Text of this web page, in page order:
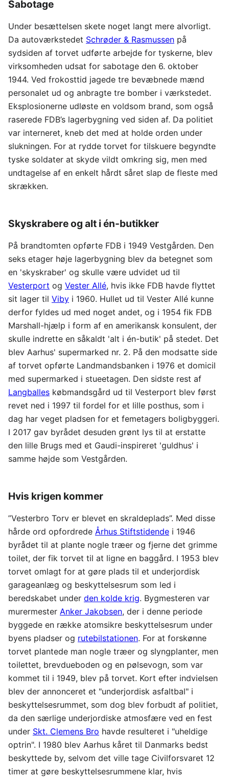
Sabotage
Under besættelsen skete noget langt mere alvorligt.
Da autoværkstedet Schrøder & Rasmussen på
sydsiden af torvet udførte arbejde for tyskerne, blev
virksomheden udsat for sabotage den 6. oktober
1944. Ved frokosttid jagede tre bevæbnede mænd
personalet ud og anbragte tre bomber i værkstedet.
Eksplosionerne udløste en voldsom brand, som også
raserede FDB’s lagerbygning ved siden af. Da politiet
var interneret, kneb det med at holde orden under
slukningen. For at rydde torvet for tilskuere begyndte
tyske soldater at skyde vildt omkring sig, men med
undtagelse af en enkelt hårdt såret slap de fleste med
skrækken.
Skyskrabere og alt i én-butikker
På brandtomten opførte FDB i 1949 Vestgården. Den
seks etager høje lagerbygning blev da betegnet som
en 'skyskraber' og skulle være udvidet ud til
Vesterport og Vester Allé, hvis ikke FDB havde flyttet
sit lager til Viby i 1960. Hullet ud til Vester Allé kunne
derfor fyldes ud med noget andet, og i 1954 fik FDB
Marshall-hjælp i form af en amerikansk konsulent, der
skulle indrette en såkaldt 'alt i én-butik' på stedet. Det
blev Aarhus' supermarked nr. 2. På den modsatte side
af torvet opførte Landmandsbanken i 1976 et domicil
med supermarked i stueetagen. Den sidste rest af
Langballes købmandsgård ud til Vesterport blev først
revet ned i 1997 til fordel for et lille posthus, som i
dag har veget pladsen for et femetagers boligbyggeri.
I 2017 gav byrådet desuden grønt lys til at erstatte
den lille Brugs med et Gaudi-inspireret 'guldhus' i
samme højde som Vestgården.
Hvis krigen kommer
”Vesterbro Torv er blevet en skraldeplads”. Med disse
hårde ord opfordrede Århus Stiftstidende i 1946
byrådet til at plante nogle træer og fjerne det grimme
toilet, der fik torvet til at ligne en baggård. I 1953 blev
torvet omlagt for at gøre plads til et underjordisk
garageanlæg og beskyttelsesrum som led i
beredskabet under den kolde krig. Bygmesteren var
murermester Anker Jakobsen, der i denne periode
byggede en række atomsikre beskyttelsesrum under
byens pladser og rutebilstationen. For at forskønne
torvet plantede man nogle træer og slyngplanter, men
toilettet, brevdueboden og en pølsevogn, som var
kommet til i 1949, blev på torvet. Kort efter indvielsen
blev der annonceret et "underjordisk asfaltbal" i
beskyttelsesrummet, som dog blev forbudt af politiet,
da den særlige underjordiske atmosfære ved en fest
under Skt. Clemens Bro havde resulteret i "uheldige
optrin". I 1980 blev Aarhus kåret til Danmarks bedst
beskyttede by, selvom det ville tage Civilforsvaret 12
timer at gøre beskyttelsesrummene klar, hvis